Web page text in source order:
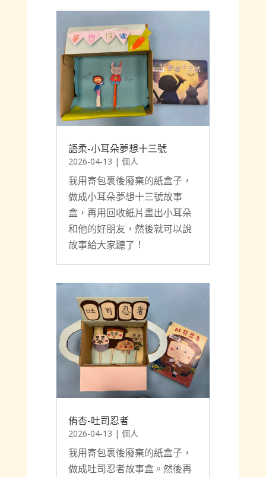
語柔-小耳朵夢想十三號
2026-04-13 | 個人
我用寄包裹後廢棄的紙盒子，
做成小耳朵夢想十三號故事
盒，再用回收紙片畫出小耳朵
和他的好朋友，然後就可以說
故事給大家聽了！
侑杏-吐司忍者
2026-04-13 | 個人
我用寄包裹後廢棄的紙盒子，
做成吐司忍者故事盒。然後再